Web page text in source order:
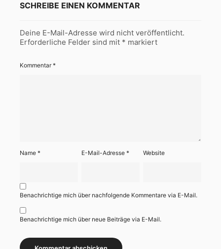
SCHREIBE EINEN KOMMENTAR
Deine E-Mail-Adresse wird nicht veröffentlicht.
Erforderliche Felder sind mit * markiert
Kommentar*
Name * E-Mail-Adresse* Website
Benachrichtige mich über nachfolgende Kommentare via E-Mail.
Benachrichtige mich über neue Beiträge via E-Mail.